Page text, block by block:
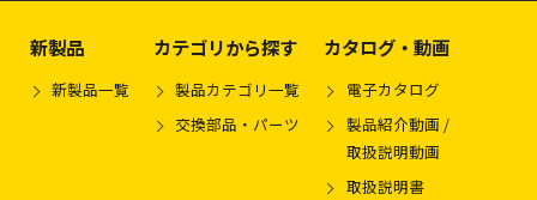
新製品
新製品一覧
カテゴリから探す
製品カテゴリ一覧
交換部品・パーツ
カタログ・動画
電子カタログ
製品紹介動画 /
取扱説明動画
取扱説明書